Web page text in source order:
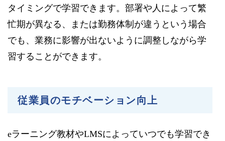
タイミングで学習できます。部署や人によって繁
忙期が異なる、または勤務体制が違うという場合
でも、業務に影響が出ないように調整しながら学
習することができます。
従業員のモチベーション向上
eラーニング教材やLMSによっていつでも学習でき